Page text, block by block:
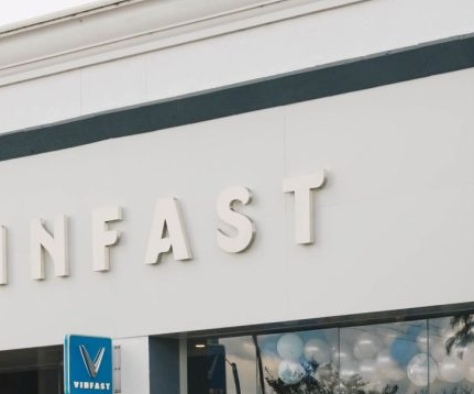
8
All New
Green
Green